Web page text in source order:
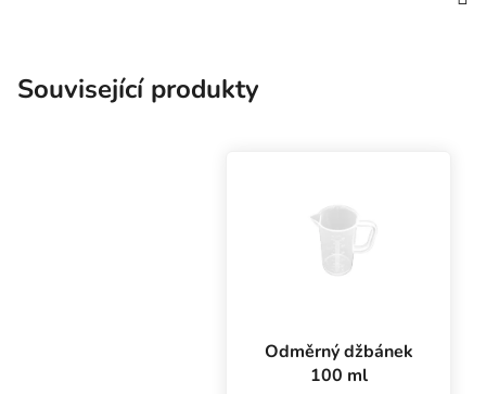
Související produkty
Odměrný džbánek
100 ml